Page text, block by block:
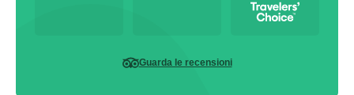
Guarda le recensioni